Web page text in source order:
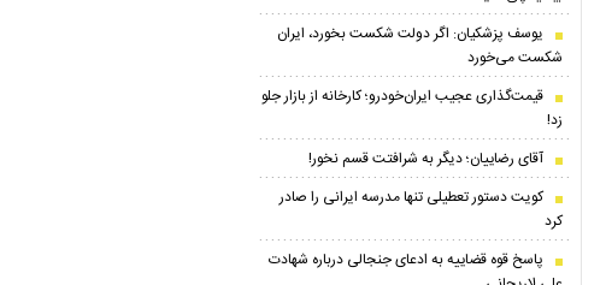
یوسف پزشکیان: اگر دولت شکست بخورد، ایران
شکست می‌خورد
قیمت‌گذاری عجیب ایران‌خودرو؛ کارخانه از بازار جلو
زد!
آقای رضاییان؛ دیگر به شرافتت قسم نخور!
کویت دستور تعطیلی تنها مدرسه ایرانی را صادر
کرد
پاسخ قوه قضاییه به ادعای جنجالی درباره شهادت